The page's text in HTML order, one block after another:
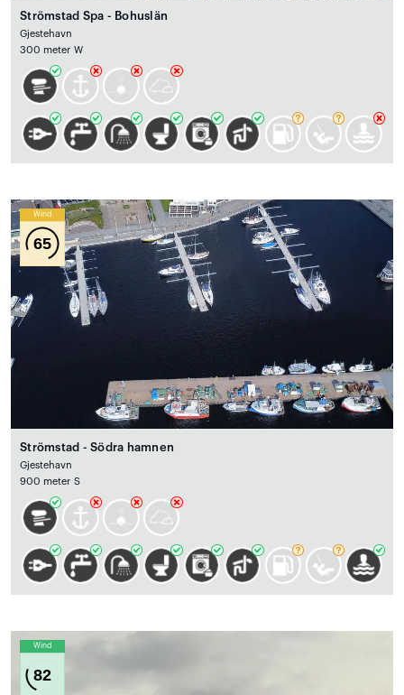
Strömstad Spa - Bohuslän
Gjestehavn
300 meter W
Wind
65
Strömstad - Södra hamnen
Gjestehavn
900 meter S
Wind
82